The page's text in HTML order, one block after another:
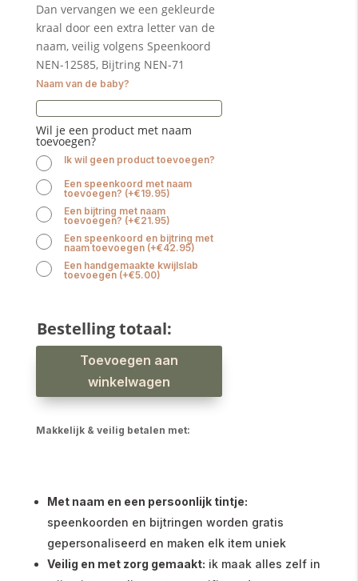
Dan vervangen we een gekleurde
kraal door een extra letter van de
naam, veilig volgens Speenkoord
NEN-12585, Bijtring NEN-71
Naam van de baby?
Wil je een product met naam
toevoegen?
Ik wil geen product toevoegen?
Een speenkoord met naam
toevoegen? (+€19.95)
Een bijtring met naam
toevoegen? (+€21.95)
Een speenkoord en bijtring met
naam toevoegen (+€42.95)
Een handgemaakte kwijlslab
toevoegen (+€5.00)
Bestelling totaal:
Brievenbus
kraamcadeau
taupe
aantal
Toevoegen aan
winkelwagen
Makkelijk & veilig betalen met:
Met naam en een persoonlijk tintje:
speenkoorden en bijtringen worden gratis
gepersonaliseerd en maken elk item uniek
Veilig en met zorg gemaakt: ik maak alles zelf in